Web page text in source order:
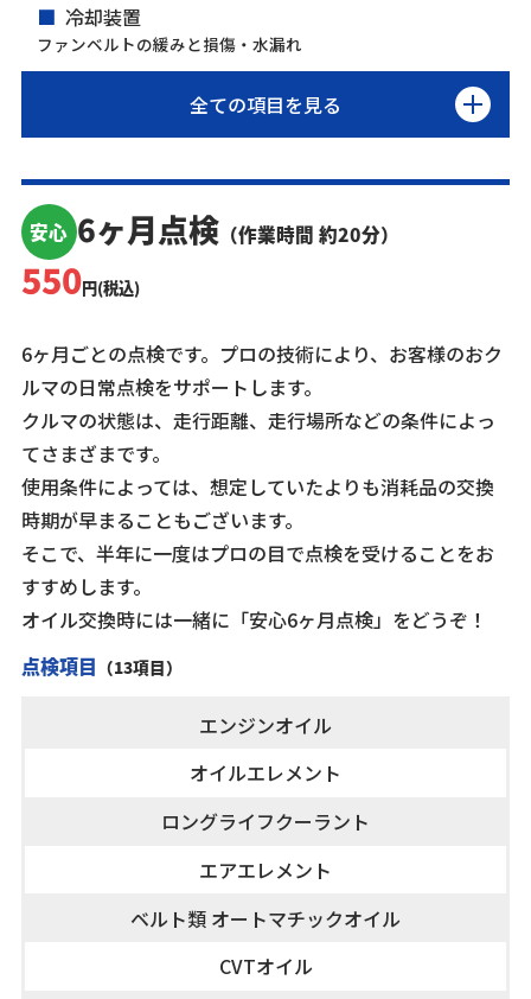
冷却装置
ファンベルトの緩みと損傷・水漏れ
全ての項目を見る
安心 6ヶ月点検 （作業時間 約20分）
550円(税込)
6ヶ月ごとの点検です。プロの技術により、お客様のおク
ルマの日常点検をサポートします。
クルマの状態は、走行距離、走行場所などの条件によっ
てさまざまです。
使用条件によっては、想定していたよりも消耗品の交換
時期が早まることもございます。
そこで、半年に一度はプロの目で点検を受けることをお
すすめします。
オイル交換時には一緒に「安心6ヶ月点検」をどうぞ！
点検項目 （13項目）
エンジンオイル
オイルエレメント
ロングライフクーラント
エアエレメント
ベルト類 オートマチックオイル
CVTオイル